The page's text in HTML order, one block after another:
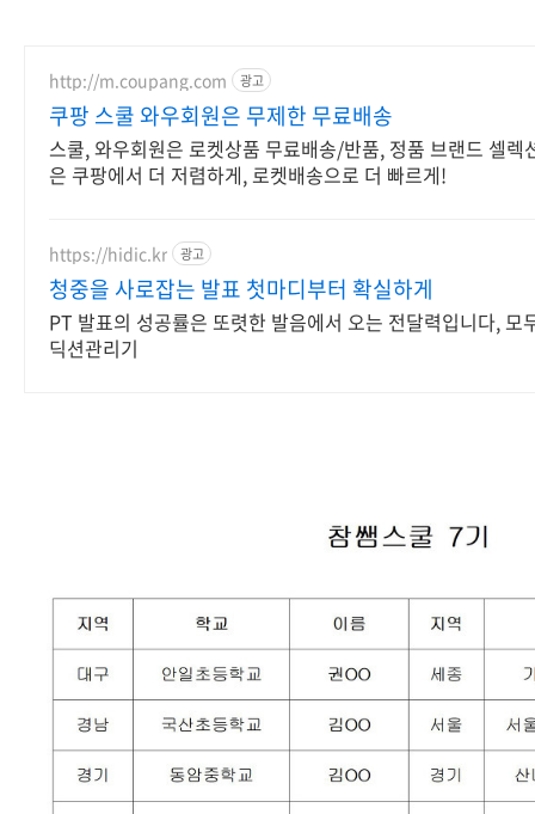
http://m.coupang.com 광고
쿠팡 스쿨 와우회원은 무제한 무료배송
스쿨, 와우회원은 로켓상품 무료배송/반품, 정품 브랜드 셀렉
은 쿠팡에서 더 저렴하게, 로켓배송으로 더 빠르게!
https://hidic.kr 광고
청중을 사로잡는 발표 첫마디부터 확실하게
PT 발표의 성공률은 또렷한 발음에서 오는 전달력입니다, 모
딕션관리기